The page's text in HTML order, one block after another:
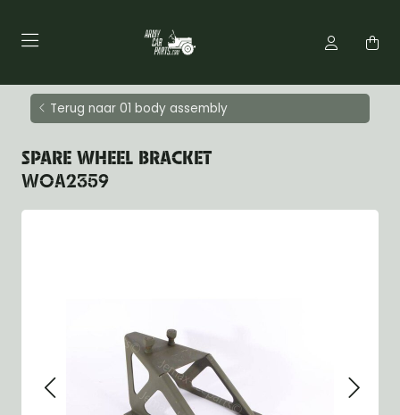
Terug naar 01 body assembly
SPARE WHEEL BRACKET
WOA2359